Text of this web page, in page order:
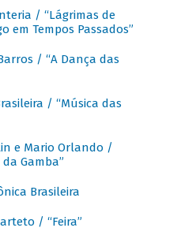
/ “Lágrimas de
em Tempos Passados”
/ “A Dança das
/ “Música das
e Mario Orlando /
Gamba”
Brasileira
/ “Feira”